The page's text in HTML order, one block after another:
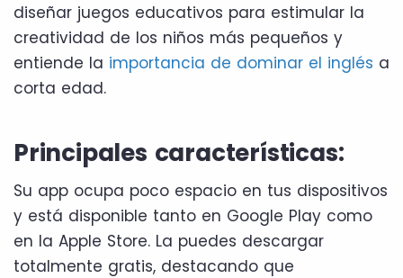
diseñar juegos educativos para estimular la
creatividad de los niños más pequeños y
entiende la importancia de dominar el inglés a
corta edad.
Principales características:
Su app ocupa poco espacio en tus dispositivos
y está disponible tanto en Google Play como
en la Apple Store. La puedes descargar
totalmente gratis, destacando que